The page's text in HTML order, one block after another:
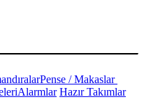
Pense / Makaslar
Alarmlar Hazır Takımlar